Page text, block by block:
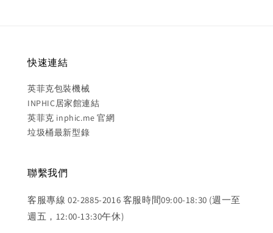
快速連結
英菲克包裝機械
INPHIC居家館連結
英菲克 inphic.me 官網
垃圾桶最新型錄
聯繫我們
客服專線 02-2885-2016 客服時間09:00-18:30 (週一至
週五，12:00-13:30午休)